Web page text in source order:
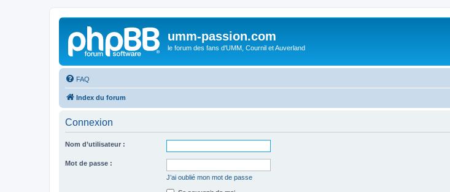
umm-passion.com
le forum des fans d'UMM, Cournil et Auverland
FAQ
Index du forum
Connexion
Nom d’utilisateur :
Mot de passe :
J’ai oublié mon mot de passe